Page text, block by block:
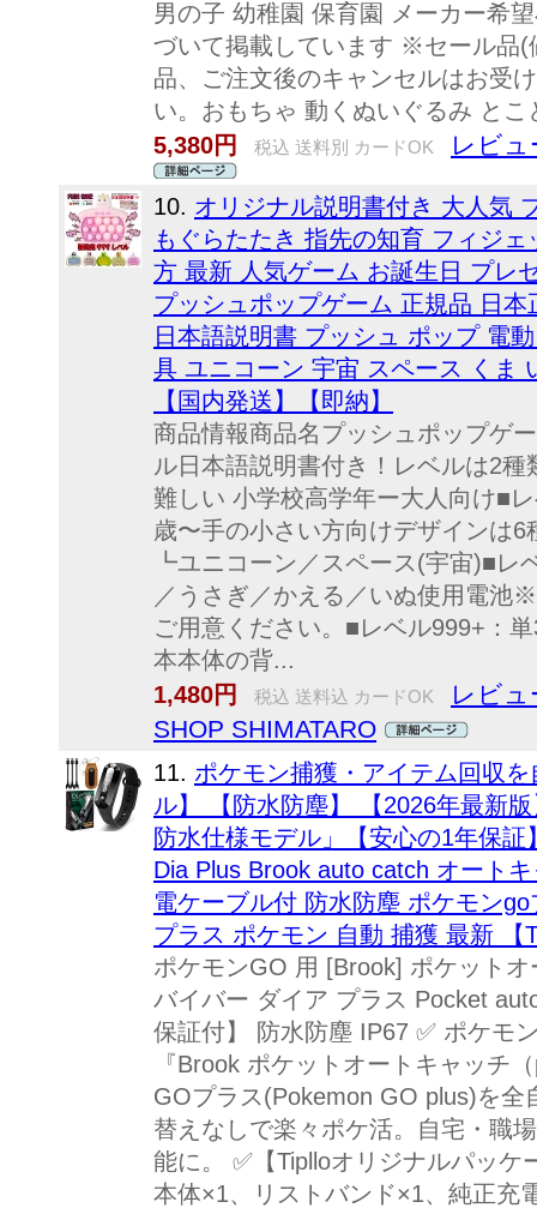
男の子 幼稚園 保育園 メーカー希
づいて掲載しています ※セール品(
品、ご注文後のキャンセルはお受
い。おもちゃ 動くぬいぐるみ と
5,380円
税込 送料別 カードOK レビュ
10. オリジナル説明書付き 大人気
もぐらたたき 指先の知育 フィジ
方 最新 人気ゲーム お誕生日 プレ
プッシュポップゲーム 正規品 日
日本語説明書 プッシュ ポップ 電
具 ユニコーン 宇宙 スペース くま
【国内発送】【即納】
商品情報商品名プッシュポップゲ
ル日本語説明書付き！レベルは2
難しい 小学校高学年ー大人向け■
歳〜手の小さい方向けデザインは
┗ユニコーン／スペース(宇宙)■
／うさぎ／かえる／いぬ使用電池
ご用意ください。■レベル999+：
本本体の背...
1,480円
税込 送料込 カードOK
レビュ
SHOP SHIMATARO
11. ポケモン捕獲・アイテム回収
ル】 【防水防塵】 【2026年最新
防水仕様モデル」【安心の1年保
Dia Plus Brook auto catch オート
電ケーブル付 防水防塵 ポケモン
プラス ポケモン 自動 捕獲 最新 【
ポケモンGO 用 [Brook] ポケット
バイバー ダイア プラス Pocket
保証付】 防水防塵 IP67 ✅ ポケモ
『Brook ポケットオートキャッチ
GOプラス(Pokemon GO plus)を全
替えなしで楽々ポケ活。自宅・職
能に。 ✅【Tiplloオリジナルパッ
本体×1、リストバンド×1、純正充